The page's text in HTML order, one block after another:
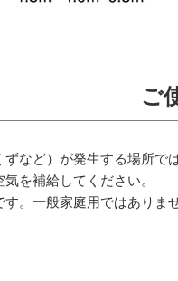
ご
など）が発生する場所で
を補給してください。
。一般家庭用ではありませ